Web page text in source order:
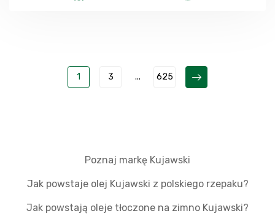
1 3 ... 625
Poznaj markę Kujawski
Jak powstaje olej Kujawski z polskiego rzepaku?
Jak powstają oleje tłoczone na zimno Kujawski?